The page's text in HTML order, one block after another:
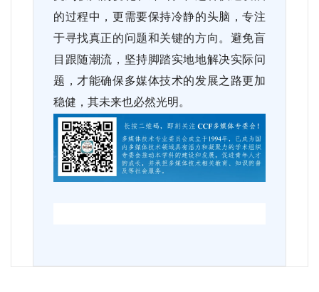
的过程中，更需要保持冷静的头脑，专注
于寻找真正的问题和关键的方向。避免盲
目跟随潮流，坚持脚踏实地地解决实际问
题，才能确保多媒体技术的发展之路更加
稳健，其未来也必然光明。